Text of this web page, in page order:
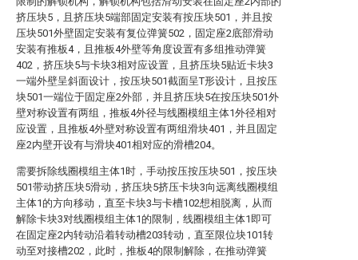
挤压块5，且挤压块5端部固定安装有按压块501，并且按
压块501外壁固定安装有复位弹簧502，固定座2底部滑动
安装有推板4，且推板4外壁等角度设置有多组推动弹簧
402，挤压块5与卡块3相对应设置，且挤压块5贴近卡块3
一端外壁呈斜面设计，按压块501截面呈T形设计，且按压
块501一端位于固定座2外部，并且挤压块5在按压块501外
壁对称设置有两组，推板4外径与线圈模组主体1外径相对
应设置，且推板4外壁对称设置有两组滑块401，并且固定
座2内壁开设有与滑块401相对应的滑槽204。
需要拆除线圈模组主体1时，手动按压按压块501，按压块
501带动挤压块5滑动，挤压块5挤压卡块3向远离线圈模组
主体1的方向移动，直至卡块3与卡槽102想相脱离，从而
解除卡块3对线圈模组主体1的限制，线圈模组主体1即可
在固定座2内转动沿着转动槽203转动，直至限位块101转
动至对接槽202，此时，推板4的限制解除，在推动弹簧